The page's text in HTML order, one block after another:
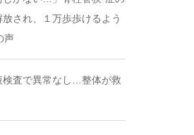
され、１万歩歩けるよう
声
検査で異常なし…整体が救